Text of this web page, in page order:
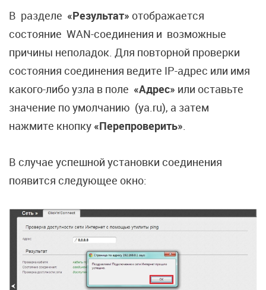
В разделе «Результат» отображается
состояние WAN-соединения и возможные
причины неполадок. Для повторной проверки
состояния соединения ведите IP-адрес или имя
какого-либо узла в поле «Адрес» или оставьте
значение по умолчанию (ya.ru), а затем
нажмите кнопку «Перепроверить»
В случае успешной установки соединения
появится следующее окно: